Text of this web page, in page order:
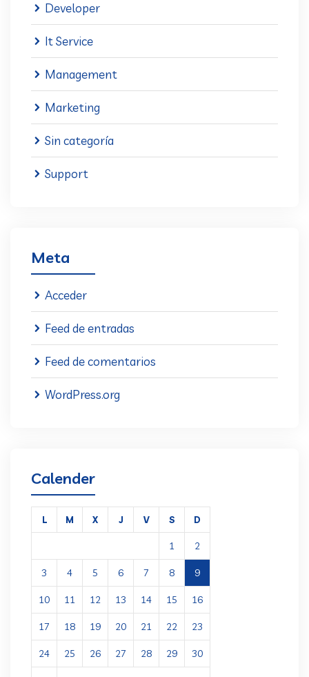
Developer
It Service
Management
Marketing
Sin categoría
Support
Meta
Acceder
Feed de entradas
Feed de comentarios
WordPress.org
Calender
L M X J V S D
1 2
3 4 5 6 7 8 9
10 11 12 13 14 15 16
17 18 19 20 21 22 23
24 25 26 27 28 29 30